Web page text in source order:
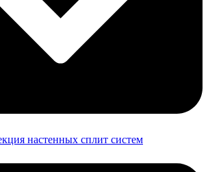
настенных сплит систем